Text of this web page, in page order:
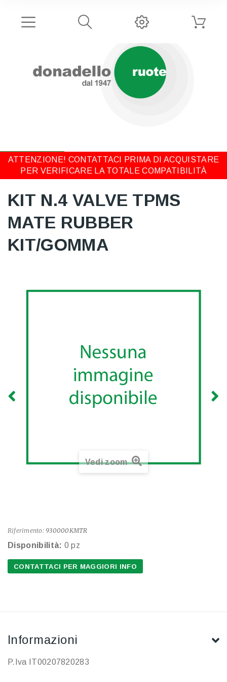
ATTENZIONE! CONTATTACI PRIMA DI ACQUISTARE
PER VERIFICARE LA TOTALE COMPATIBILITÀ
KIT N.4 VALVE TPMS
MATE RUBBER
KIT/GOMMA
Vedi zoom
Riferimento: 930000KMTR
Disponibilità: 0 pz
CONTATTACI PER MAGGIORI INFO
Informazioni
P.Iva IT00207820283